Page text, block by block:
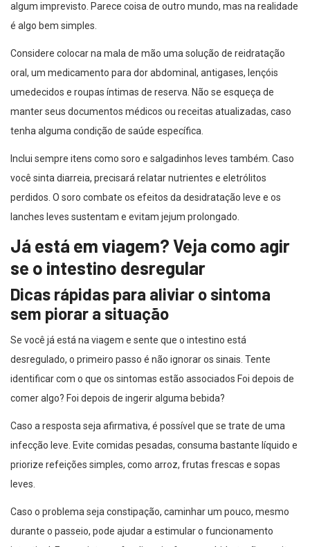
algum imprevisto. Parece coisa de outro mundo, mas na realidade
é algo bem simples.
Considere colocar na mala de mão uma solução de reidratação
oral, um medicamento para dor abdominal, antigases, lençóis
umedecidos e roupas íntimas de reserva. Não se esqueça de
manter seus documentos médicos ou receitas atualizadas, caso
tenha alguma condição de saúde específica.
Inclui sempre itens como soro e salgadinhos leves também. Caso
você sinta diarreia, precisará relatar nutrientes e eletrólitos
perdidos. O soro combate os efeitos da desidratação leve e os
lanches leves sustentam e evitam jejum prolongado.
Já está em viagem? Veja como agir
se o intestino desregular
Dicas rápidas para aliviar o sintoma
sem piorar a situação
Se você já está na viagem e sente que o intestino está
desregulado, o primeiro passo é não ignorar os sinais. Tente
identificar com o que os sintomas estão associados Foi depois de
comer algo? Foi depois de ingerir alguma bebida?
Caso a resposta seja afirmativa, é possível que se trate de uma
infecção leve. Evite comidas pesadas, consuma bastante líquido e
priorize refeições simples, como arroz, frutas frescas e sopas
leves.
Caso o problema seja constipação, caminhar um pouco, mesmo
durante o passeio, pode ajudar a estimular o funcionamento